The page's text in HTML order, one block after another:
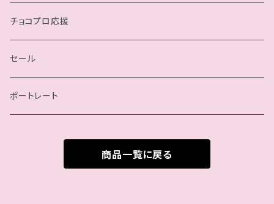
四ツ葉ミヤ
沙也加
瀬戸ノノカ
我闘雲舞／Gatoh Move
チョコプロ応援
セール
ポートレート
商品一覧に戻る